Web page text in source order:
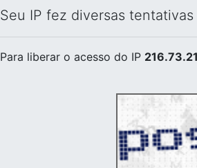
Seu IP fez diversas
Para liberar o acesso do IP